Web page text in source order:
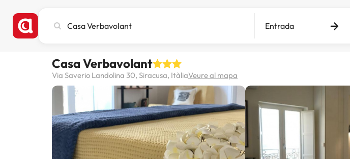
ciutat,
destinació
Entrada
Casa Verbavolant
Via Saverio Landolina 30, Siracusa, ItàliaVeure al mapa